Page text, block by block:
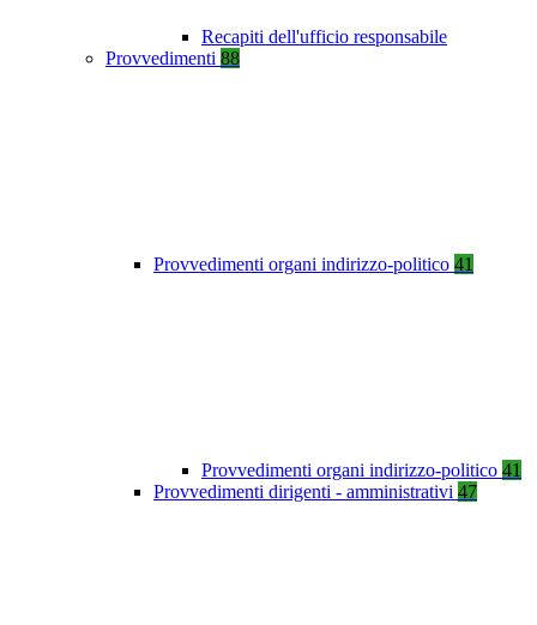
Recapiti dell'ufficio responsabile
Provvedimenti 88
Provvedimenti organi indirizzo-politico 41
Provvedimenti organi indirizzo-politico 41
Provvedimenti dirigenti - amministrativi 47